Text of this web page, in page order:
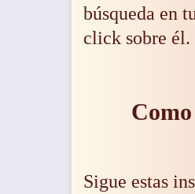
búsqueda en
click sobre él.
Sigue estas